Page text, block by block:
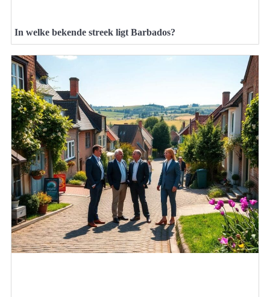
In welke bekende streek ligt Barbados?